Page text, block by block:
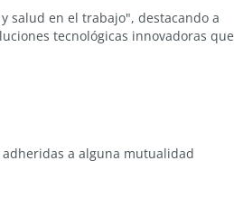
salud en el trabajo", destacando a
tecnológicas innovadoras que
a alguna mutualidad